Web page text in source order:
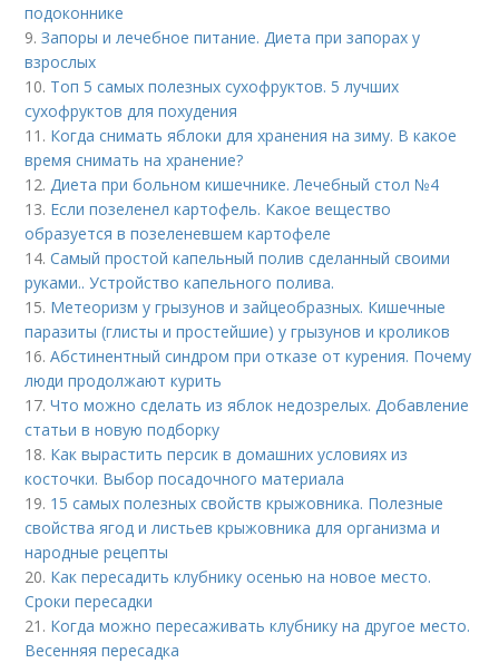
подоконнике
9.Запоры и лечебное питание. Диета при запорах у
взрослых
10. Топ 5 самых полезных сухофруктов. 5 лучших
сухофруктов для похудения
11. Когда снимать яблоки для хранения на зиму. В какое
время снимать на хранение?
12. Диета при больном кишечнике. Лечебный стол №4
13. Если позеленел картофель. Какое вещество
образуется в позеленевшем картофеле
14.Самый простой капельный полив сделанный своими
руками.. Устройство капельного полива.
15. Метеоризм у грызунов и зайцеобразных. Кишечные
паразиты (глисты и простейшие) у грызунов и кроликов
16.Абстинентный синдром при отказе от курения. Почему
люди продолжают курить
17.Что можно сделать из яблок недозрелых. Добавление
статьи в новую подборку
18. Как вырастить персик в домашних условиях из
косточки. Выбор посадочного материала
19. 15 самых полезных свойств крыжовника. Полезные
свойства ягод и листьев крыжовника для организма и
народные рецепты
20. Как пересадить клубнику осенью на новое место.
Сроки пересадки
21. Когда можно пересаживать клубнику на другое место.
Весенняя пересадка